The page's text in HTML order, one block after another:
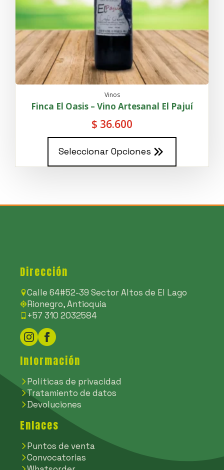
Vinos
Finca El Oasis – Vino Artesanal El Pajuí
$ 36.600
Seleccionar Opciones
producto
tiene
Las
en
página
de
producto
Dirección
Calle 64#52-39 Sector Altos de El Lago
Rionegro, Antioquia
+57 310 2032584
Información
Políticas de privacidad
Tratamiento de datos
Devoluciones
Enlaces
Puntos de venta
Convocatorias